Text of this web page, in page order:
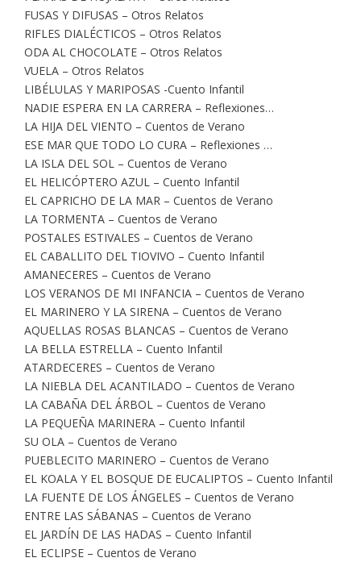
FUSAS Y DIFUSAS – Otros Relatos
RIFLES DIALÉCTICOS – Otros Relatos
ODA AL CHOCOLATE – Otros Relatos
VUELA – Otros Relatos
LIBÉLULAS Y MARIPOSAS -Cuento Infantil
NADIE ESPERA EN LA CARRERA – Reflexiones…
LA HIJA DEL VIENTO – Cuentos de Verano
ESE MAR QUE TODO LO CURA – Reflexiones …
LA ISLA DEL SOL – Cuentos de Verano
EL HELICÓPTERO AZUL – Cuento Infantil
EL CAPRICHO DE LA MAR – Cuentos de Verano
LA TORMENTA – Cuentos de Verano
POSTALES ESTIVALES – Cuentos de Verano
EL CABALLITO DEL TIOVIVO – Cuento Infantil
AMANECERES – Cuentos de Verano
LOS VERANOS DE MI INFANCIA – Cuentos de Verano
EL MARINERO Y LA SIRENA – Cuentos de Verano
AQUELLAS ROSAS BLANCAS – Cuentos de Verano
LA BELLA ESTRELLA – Cuento Infantil
ATARDECERES – Cuentos de Verano
LA NIEBLA DEL ACANTILADO – Cuentos de Verano
LA CABAÑA DEL ÁRBOL – Cuentos de Verano
LA PEQUEÑA MARINERA – Cuento Infantil
SU OLA – Cuentos de Verano
PUEBLECITO MARINERO – Cuentos de Verano
EL KOALA Y EL BOSQUE DE EUCALIPTOS – Cuento Infantil
LA FUENTE DE LOS ÁNGELES – Cuentos de Verano
ENTRE LAS SÁBANAS – Cuentos de Verano
EL JARDÍN DE LAS HADAS – Cuento Infantil
EL ECLIPSE – Cuentos de Verano